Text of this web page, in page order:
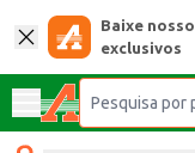
Baixe
exclusivos